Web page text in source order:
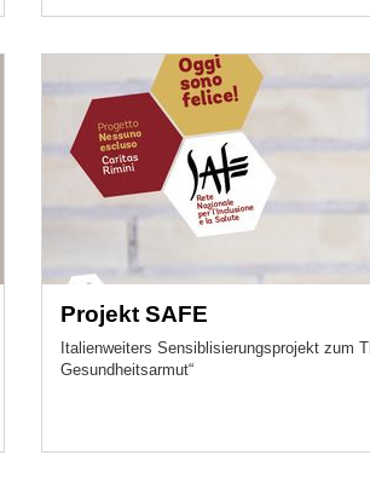
Projekt SAFE
Italienweiters Sensiblisierungsprojekt zum
Gesundheitsarmut“